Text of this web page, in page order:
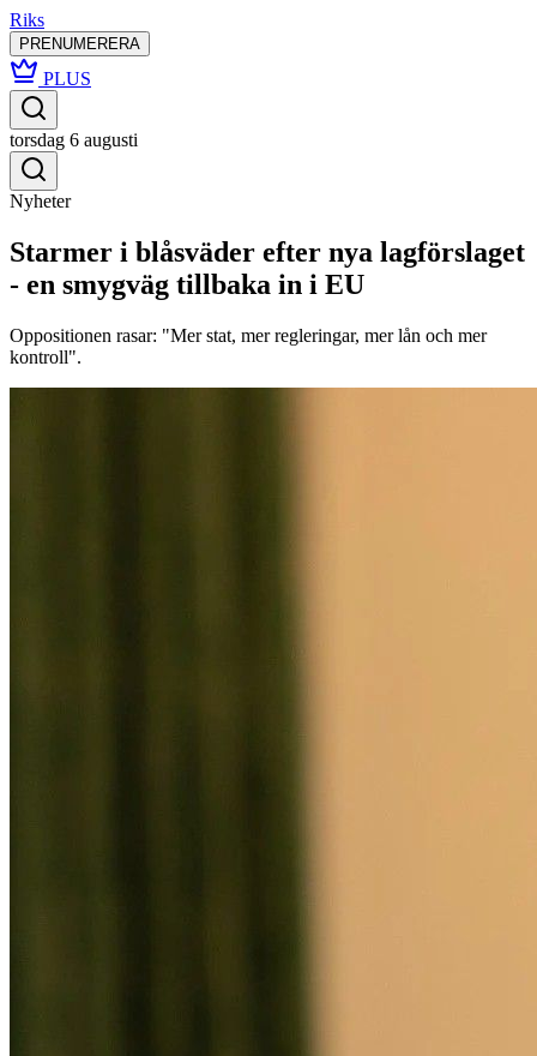
Riks
PRENUMERERA
PLUS
torsdag 6 augusti
Nyheter
Starmer i blåsväder efter nya lagförslaget
- en smygväg tillbaka in i EU
Oppositionen rasar: "Mer stat, mer regleringar, mer lån och mer
kontroll".